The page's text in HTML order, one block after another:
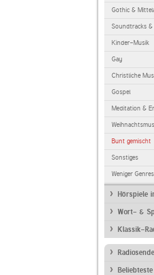
Gothic &
Soundtracks &
Kinder-Musik
Gay
Christliche
Gospel
Meditation &
Bunt gemischt
Sonstiges
Weniger Genres
Hörspiele
Wort- &
Klassik-